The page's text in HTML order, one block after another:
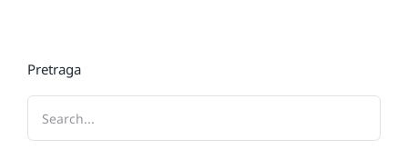
Pretraga